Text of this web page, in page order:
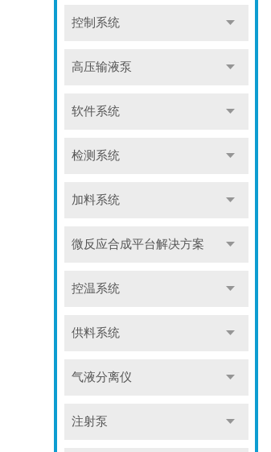
控制系统
高压输液泵
软件系统
检测系统
加料系统
微反应合成平台解决方案
控温系统
供料系统
气液分离仪
注射泵